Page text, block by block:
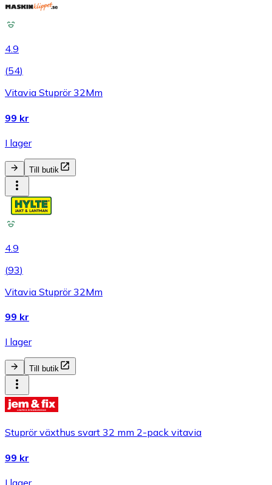
4.9
(54)
Vitavia Stuprör 32Mm
99 kr
I lager
Till butik
4.9
(93)
Vitavia Stuprör 32Mm
99 kr
I lager
Till butik
Stuprör växthus svart 32 mm 2-pack vitavia
99 kr
I lager